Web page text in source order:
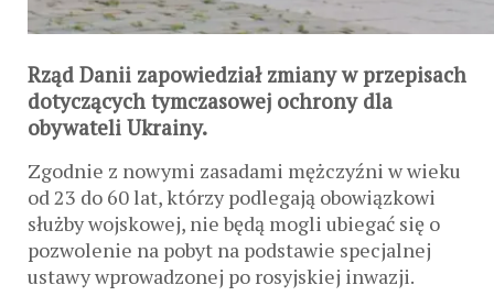
Rząd Danii zapowiedział zmiany w przepisach
dotyczących tymczasowej ochrony dla
obywateli Ukrainy.
Zgodnie z nowymi zasadami mężczyźni w wieku
od 23 do 60 lat, którzy podlegają obowiązkowi
służby wojskowej, nie będą mogli ubiegać się o
pozwolenie na pobyt na podstawie specjalnej
ustawy wprowadzonej po rosyjskiej inwazji.